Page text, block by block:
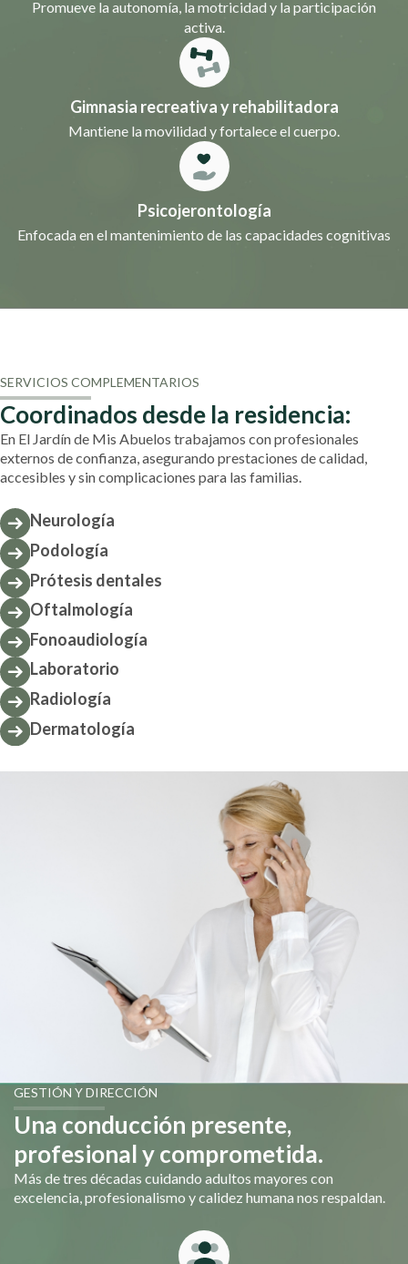
Promueve la autonomía, la motricidad y la participación
activa.
Gimnasia recreativa y rehabilitadora
Mantiene la movilidad y fortalece el cuerpo.
Psicojerontología
Enfocada en el mantenimiento de las capacidades cognitivas
SERVICIOS COMPLEMENTARIOS
Coordinados desde la residencia:
En El Jardín de Mis Abuelos trabajamos con profesionales
externos de confianza, asegurando prestaciones de calidad,
accesibles y sin complicaciones para las familias.
Neurología
Podología
Prótesis dentales
Oftalmología
Fonoaudiología
Laboratorio
Radiología
Dermatología
GESTIÓN Y DIRECCIÓN
Una conducción presente,
profesional y comprometida.
Más de tres décadas cuidando adultos mayores con
excelencia, profesionalismo y calidez humana nos respaldan.